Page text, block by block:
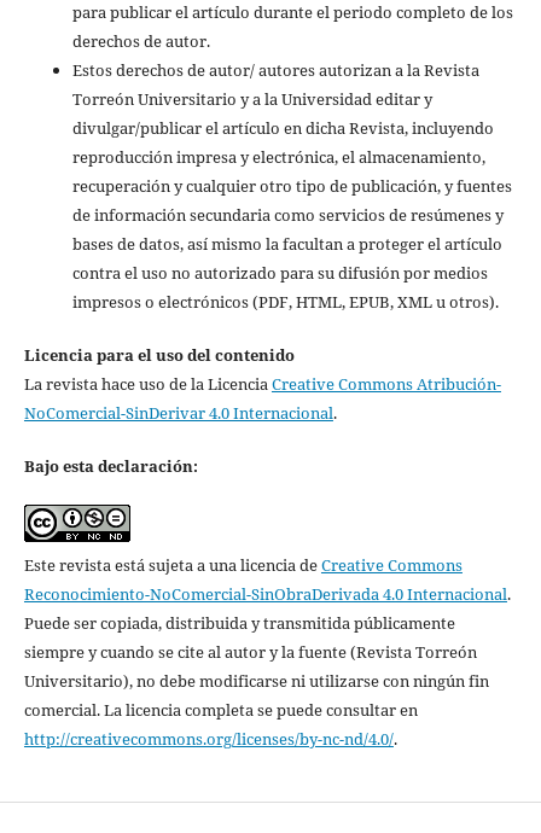
para publicar el artículo durante el periodo completo de los
derechos de autor.
Estos derechos de autor/ autores autorizan a la Revista
Torreón Universitario y a la Universidad editar y
divulgar/publicar el artículo en dicha Revista, incluyendo
reproducción impresa y electrónica, el almacenamiento,
recuperación y cualquier otro tipo de publicación, y fuentes
de información secundaria como servicios de resúmenes y
bases de datos, así mismo la facultan a proteger el artículo
contra el uso no autorizado para su difusión por medios
impresos o electrónicos (PDF, HTML, EPUB, XML u otros).
Licencia para el uso del contenido
La revista hace uso de la LicenciaCreative Commons Atribución-
NoComercial-SinDerivar 4.0 Internacional.
Bajo esta declaración:
Este revista está sujeta a una licencia deCreative Commons
Reconocimiento-NoComercial-SinObraDerivada 4.0 Internacional.
Puede ser copiada, distribuida y transmitida públicamente
siempre y cuando se cite al autor y la fuente (Revista Torreón
Universitario), no debe modificarse ni utilizarse con ningún fin
comercial. La licencia completa se puede consultar en
http://creativecommons.org/licenses/by-nc-nd/4.0/.